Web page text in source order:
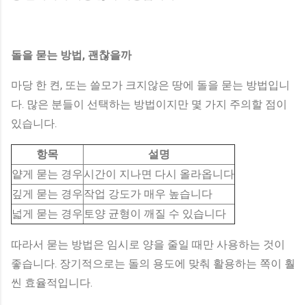
돌을 묻는 방법, 괜찮을까
마당 한 켠, 또는 쓸모가 크지않은 땅에 돌을 묻는 방법입니
다. 많은 분들이 선택하는 방법이지만 몇 가지 주의할 점이
있습니다.
항목
설명
얕게 묻는 경우시간이 지나면 다시 올라옵니다
깊게 묻는 경우작업 강도가 매우 높습니다
넓게 묻는 경우토양 균형이 깨질 수 있습니다
따라서 묻는 방법은 임시로 양을 줄일 때만 사용하는 것이
좋습니다. 장기적으로는 돌의 용도에 맞춰 활용하는 쪽이 훨
씬 효율적입니다.